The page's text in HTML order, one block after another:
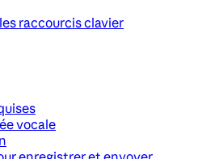
raccourcis clavier
vocale